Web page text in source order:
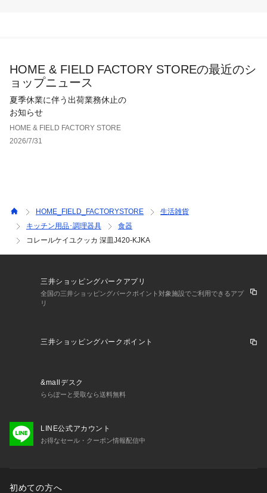
HOME & FIELD FACTORY STOREの最近のシ
ョップニュース
夏季休業に伴う出荷業務休止の
お知らせ
HOME & FIELD FACTORY STORE
2026/7/31
HOME_FIELD_FACTORYSTORE
生活雑貨
キッチン用品･調理器具
食器
コレールケイユクッカ 深皿J420-KJKA
三井ショッピングパークアプリ
全国の三井ショッピングパークポイント対象施設でご利用できるアプ
リ
三井ショッピングパークポイント
&mallデスク
ららぽーと受取なら送料無料
LINE公式アカウント
お得なセール・クーポン情報配信中
初めての方へ